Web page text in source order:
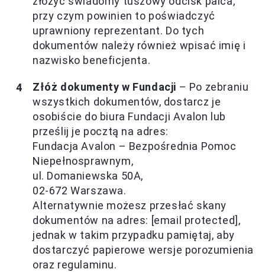
przy czym powinien to poświadczyć
uprawniony reprezentant. Do tych
dokumentów należy również wpisać imię i
nazwisko beneficjenta.
Złóż dokumenty w Fundacji – Po zebraniu
wszystkich dokumentów, dostarcz je
osobiście do biura Fundacji Avalon lub
prześlij je pocztą na adres:
Fundacja Avalon – Bezpośrednia Pomoc
Niepełnosprawnym,
ul. Domaniewska 50A,
02-672 Warszawa.
Alternatywnie możesz przesłać skany
dokumentów na adres: [email protected],
jednak w takim przypadku pamiętaj, aby
dostarczyć papierowe wersje porozumienia
oraz regulaminu.